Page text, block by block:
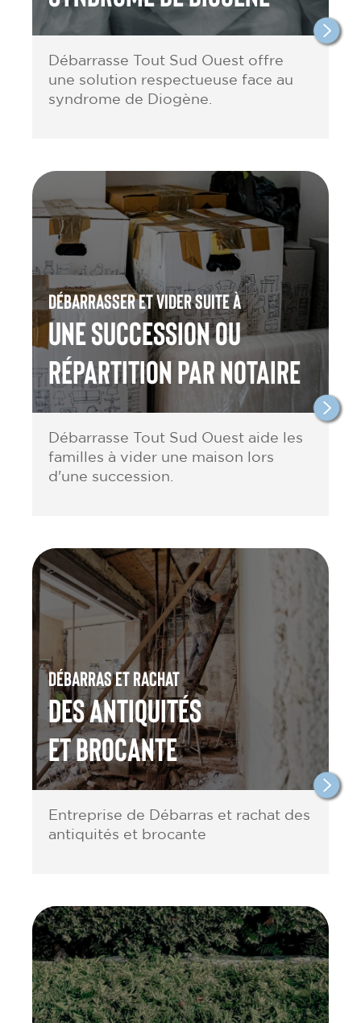
Débarrasse Tout Sud Ouest offre
une solution respectueuse face au
syndrome de Diogène.
Débarrasser et vider suite à
une Succession ou
répartition par notaire
Débarrasse Tout Sud Ouest aide les
familles à vider une maison lors
d'une succession.
Débarras et rachat
des antiquités
et brocante
Entreprise de Débarras et rachat des
antiquités et brocante